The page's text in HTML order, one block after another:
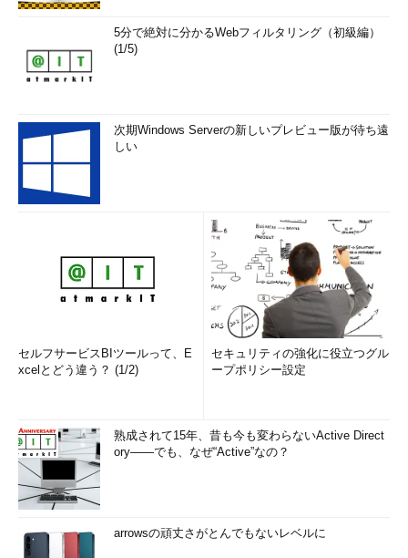
5分で絶対に分かるWebフィルタリング（初級編）
(1/5)
次期Windows Serverの新しいプレビュー版が待ち遠
しい
セルフサービスBIツールって、E
xcelとどう違う？ (1/2)
セキュリティの強化に役立つグル
ープポリシー設定
熟成されて15年、昔も今も変わらないActive Direct
ory――でも、なぜ“Active”なの？
arrowsの頑丈さがとんでもないレベルに